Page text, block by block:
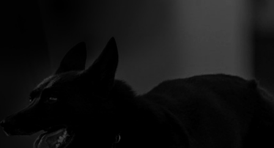
per figurante
e cuscini